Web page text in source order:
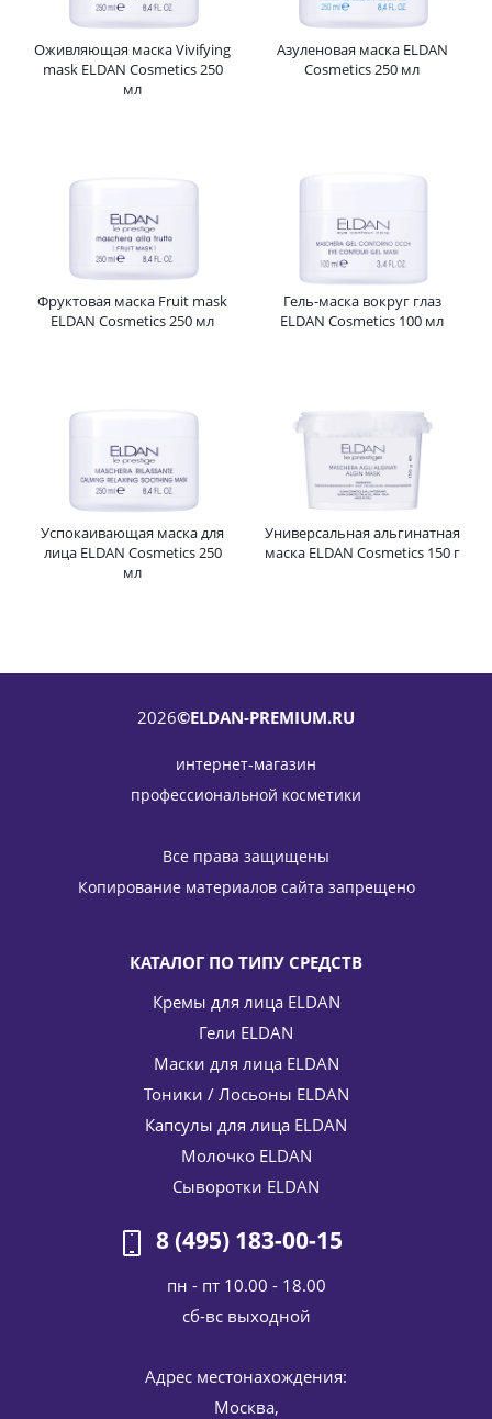
Оживляющая маска Vivifying
mask ELDAN Cosmetics 250
мл
Азуленовая маска ELDAN
Cosmetics 250 мл
Фруктовая маска Fruit mask
ELDAN Cosmetics 250 мл
Гель-маска вокруг глаз
ELDAN Cosmetics 100 мл
Успокаивающая маска для
лица ELDAN Cosmetics 250
мл
Универсальная альгинатная
маска ELDAN Cosmetics 150 г
2026©ELDAN-PREMIUM.RU
интернет-магазин
профессиональной косметики
Все права защищены
Копирование материалов сайта запрещено
КАТАЛОГ ПО ТИПУ СРЕДСТВ
Кремы для лица ELDAN
Гели ELDAN
Маски для лица ELDAN
Тоники / Лосьоны ELDAN
Капсулы для лица ELDAN
Молочко ELDAN
Сыворотки ELDAN
8 (495) 183-00-15
пн - пт 10.00 - 18.00
cб-вс выходной
Адрес местонахождения:
Москва,